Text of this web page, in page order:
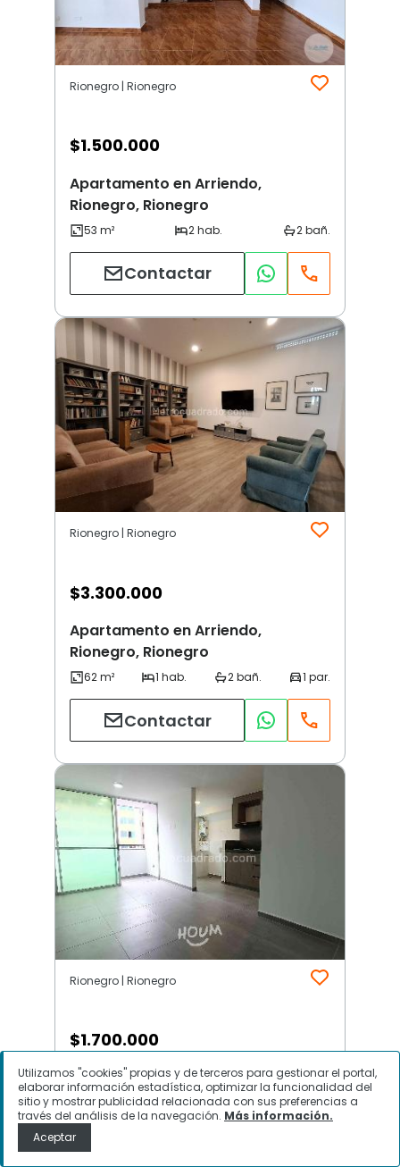
Rionegro | Rionegro
$1.500.000
Apartamento en Arriendo,
Rionegro, Rionegro
Contactar
Rionegro | Rionegro
$3.300.000
Apartamento en Arriendo,
Rionegro, Rionegro
Contactar
Rionegro | Rionegro
$1.700.000
Apartamento en Arriendo,
Rionegro, Rionegro
Utilizamos "cookies" propias y de terceros para gestionar el portal,
elaborar información estadística, optimizar la funcionalidad del
sitio y mostrar publicidad relacionada con sus preferencias a
través del análisis de la navegación. Más información.
Aceptar